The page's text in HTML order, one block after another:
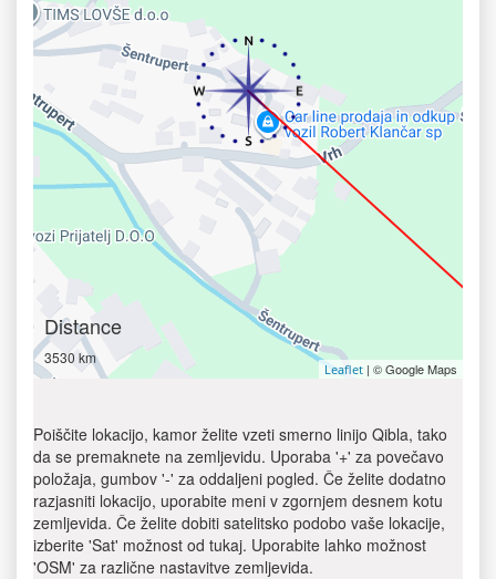
Distance
3530 km
Leaflet | © Google Maps
Poiščite lokacijo, kamor želite vzeti smerno linijo Qibla, tako
da se premaknete na zemljevidu. Uporaba '+' za povečavo
položaja, gumbov '-' za oddaljeni pogled. Če želite dodatno
razjasniti lokacijo, uporabite meni v zgornjem desnem kotu
zemljevida. Če želite dobiti satelitsko podobo vaše lokacije,
izberite 'Sat' možnost od tukaj. Uporabite lahko možnost
'OSM' za različne nastavitve zemljevida.